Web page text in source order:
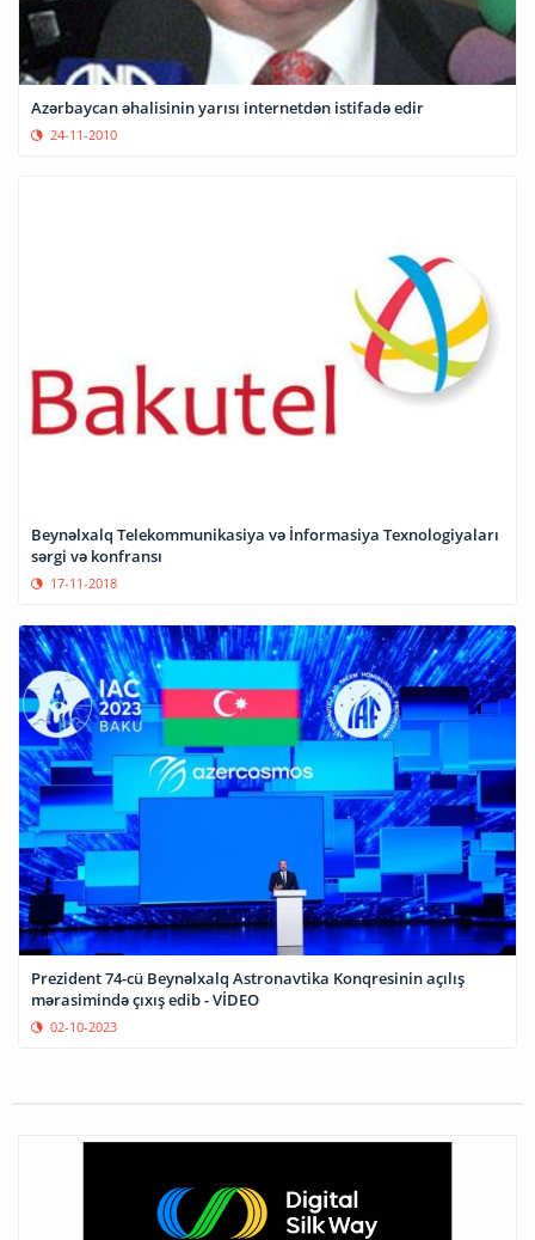
Azərbaycan əhalisinin yarısı internetdən istifadə edir
24-11-2010
Beynəlxalq Telekommunikasiya və İnformasiya Texnologiyaları
sərgi və konfransı
17-11-2018
Prezident 74-cü Beynəlxalq Astronavtika Konqresinin açılış
mərasimində çıxış edib - VİDEO
02-10-2023